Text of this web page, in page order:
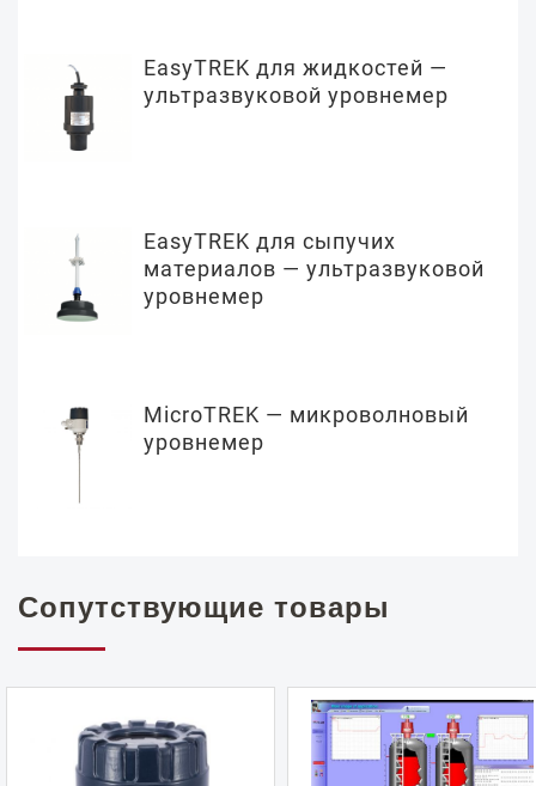
EasyTREK для жидкостей —
ультразвуковой уровнемер
EasyTREK для сыпучих
материалов — ультразвуковой
уровнемер
MicroTREK — микроволновый
уровнемер
Сопутствующие товары